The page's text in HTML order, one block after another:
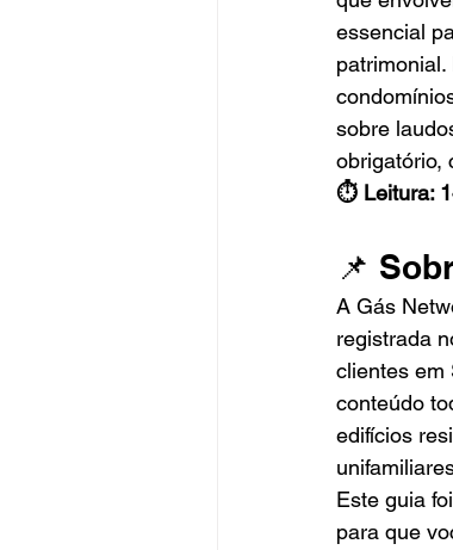
essencial
sobre
obrigatório,
⏱️ Leitura:
📌
A Gás
registrada
clientes em
conteúdo
edifícios
Este guia
para que